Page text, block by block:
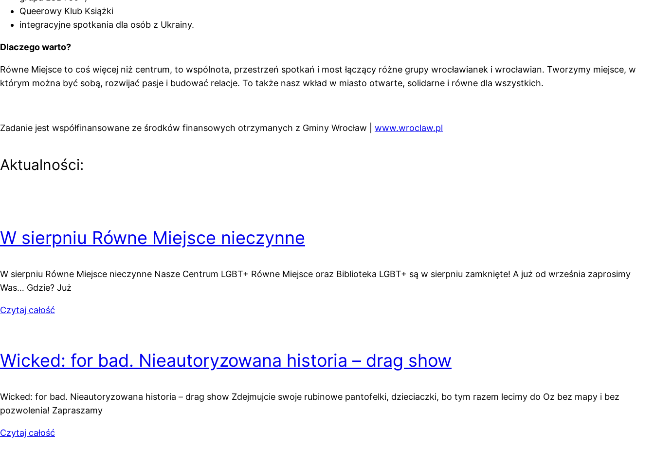
Queerowy Klub Książki
integracyjne spotkania dla osób z Ukrainy.
Dlaczego warto?
Równe Miejsce to coś więcej niż centrum, to wspólnota, przestrzeń spotkań i most łączący różne grupy wrocławianek i wrocławian. Tworzymy miejsce, w
którym można być sobą, rozwijać pasje i budować relacje. To także nasz wkład w miasto otwarte, solidarne i równe dla wszystkich.
Zadanie jest współfinansowane ze środków finansowych otrzymanych z Gminy Wrocław | www.wroclaw.pl
Aktualności:
W sierpniu Równe Miejsce nieczynne
W sierpniu Równe Miejsce nieczynne Nasze Centrum LGBT+ Równe Miejsce oraz Biblioteka LGBT+ są w sierpniu zamknięte! A już od września zaprosimy
Was… Gdzie? Już
Czytaj całość
Wicked: for bad. Nieautoryzowana historia – drag show
Wicked: for bad. Nieautoryzowana historia – drag show Zdejmujcie swoje rubinowe pantofelki, dzieciaczki, bo tym razem lecimy do Oz bez mapy i bez
pozwolenia! Zapraszamy
Czytaj całość